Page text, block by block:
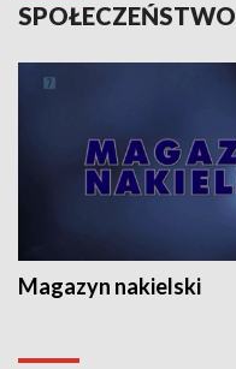
SPOŁECZEŃSTWO
Magazyn nakielski